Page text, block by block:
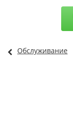
Обслуживание